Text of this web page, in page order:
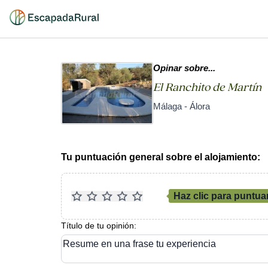
Opinar sobre...
El Ranchito de Martín
Málaga - Álora
Tu puntuación general sobre el alojamiento:
Haz clic para
Título de tu opinión:
Resume en una frase tu experiencia